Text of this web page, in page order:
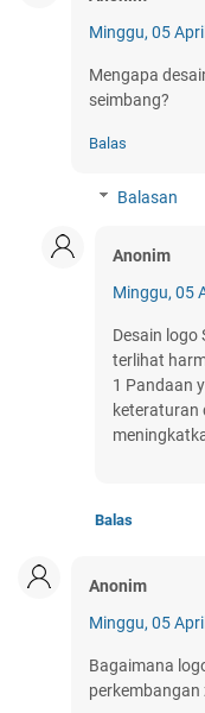
Minggu, 05
Mengapa
seimbang?
Balas
Balasan
Anonim
Minggu, 05
Desain logo
terlihat
1 Pandaan
keteraturan
Balas
Anonim
Minggu, 05
Bagaimana
perkembangan